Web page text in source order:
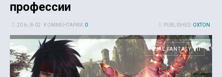
профессии
PUBLISHED: OXTON
20 6-, 8-02 КОММЕНТАРИИ: 0
FINAL FANTASY VII